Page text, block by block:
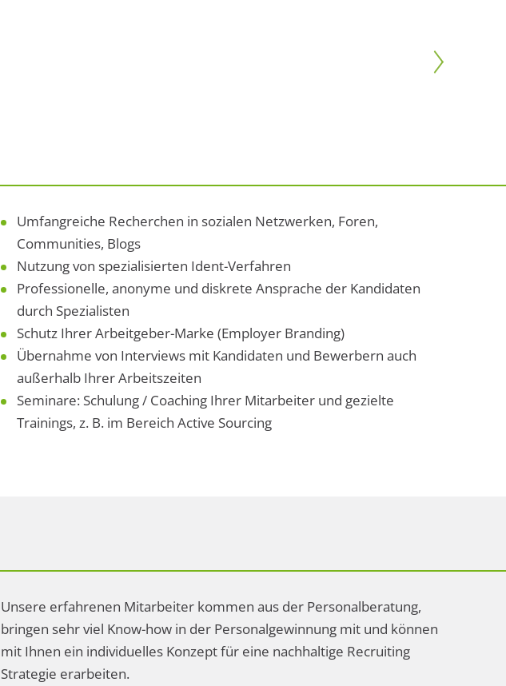
Umfangreiche Recherchen in sozialen Netzwerken, Foren,
Communities, Blogs
Nutzung von spezialisierten Ident-Verfahren
Professionelle, anonyme und diskrete Ansprache der Kandidaten
durch Spezialisten
Schutz Ihrer Arbeitgeber-Marke (Employer Branding)
Übernahme von Interviews mit Kandidaten und Bewerbern auch
außerhalb Ihrer Arbeitszeiten
Seminare: Schulung / Coaching Ihrer Mitarbeiter und gezielte
Trainings, z. B. im Bereich Active Sourcing
Unsere erfahrenen Mitarbeiter kommen aus der Personalberatung,
bringen sehr viel Know-how in der Personalgewinnung mit und können
mit Ihnen ein individuelles Konzept für eine nachhaltige Recruiting
Strategie erarbeiten.